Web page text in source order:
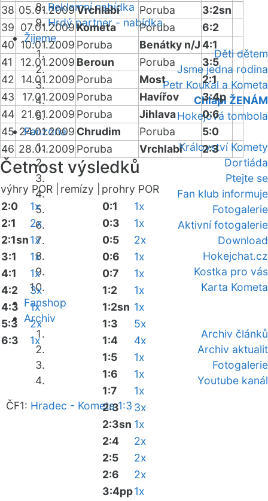
Reklamní nabídka
Hrdý partner - nabídka
Žijeme
Děti dětem
Jsme jedna rodina
Petr Koukal a Kometa
Chlapi ŽENÁM
Hokejová tombola
Fanzóna
Království Komety
Dortiáda
Ptejte se
Fan klub informuje
Fotogalerie
Aktivní fotogalerie
Download
Hokejchat.cz
Kostka pro vás
Karta Kometa
Fanshop
Archiv
Archiv článků
Archiv aktualit
Fotogalerie
Youtube kanál
ČF1: Hradec - Kometa 1:3
38 05.01.2009Vrchlabí Poruba
3:2sn
39 07.01.2009Kometa Poruba
6:2
40 10.01.2009 Poruba Benátky n/J4:1
41
12.01.2009 Beroun Poruba
3:5
42
14.01.2009 Poruba Most
2:1
43
17.01.2009 Poruba Havířov
3:4p
44 21.01.2009 Poruba Jihlava
0:6
45 24.01.2009 Chrudim Poruba
5:0
46 28.01.2009 Poruba Vrchlabí 2:3
Četnost výsledků
výhry POR | remízy |
prohry POR
2:0
1x
2:1
2x
2:1sn1x
3:1
1x
4:1
1x
4:2
3x
4:3
1x
5:3
2x
6:3
1x
0:1
1x
0:3
1x
0:5
2x
0:6
1x
0:7
1x
1:2
1x
1:2sn 1x
1:3
5x
1:4
4x
1:5
1x
1:6
1x
1:7
1x
2:3
3x
2:3sn 1x
2:4
2x
2:5
2x
2:6
2x
3:4pp1x